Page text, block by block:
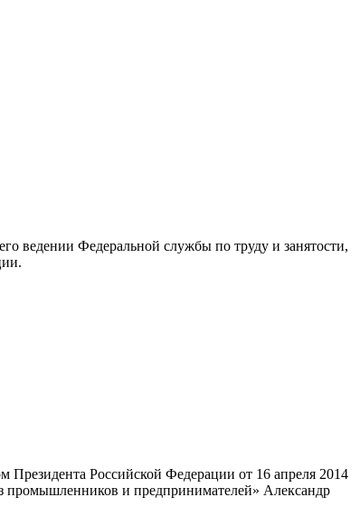
ведении Федеральной службы по труду и занятости,
Российской Федерации от 16 апреля 2014
промышленников и предпринимателей» Александр